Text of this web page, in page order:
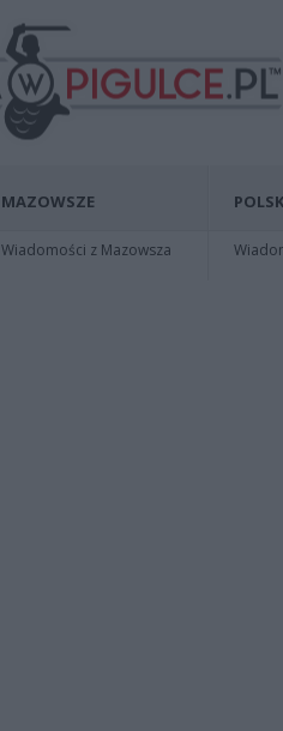
MAZOWSZE
Wiadomości z Mazowsza